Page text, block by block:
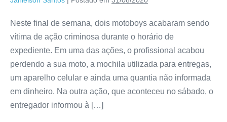
Neste final de semana, dois motoboys acabaram sendo
vítima de ação criminosa durante o horário de
expediente. Em uma das ações, o profissional acabou
perdendo a sua moto, a mochila utilizada para entregas,
um aparelho celular e ainda uma quantia não informada
em dinheiro. Na outra ação, que aconteceu no sábado, o
entregador informou à […]